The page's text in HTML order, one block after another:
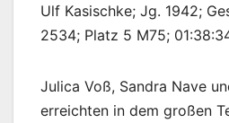
Ulf Kasischke; Jg. 1942;
2534; Platz 5 M75;
Julica Voß, Sandra Nave
erreichten in dem großen